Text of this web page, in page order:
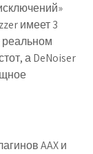
имеет 3
реальном
а DeNoiser
AAX и